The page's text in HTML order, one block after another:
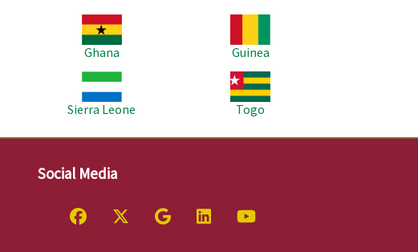
Ghana
Guinea
Sierra Leone
Togo
Social Media